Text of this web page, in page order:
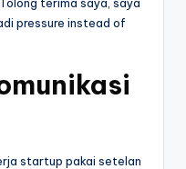
pressure instead of
startup pakai setelan